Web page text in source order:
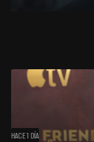
HACE 1 DÍA